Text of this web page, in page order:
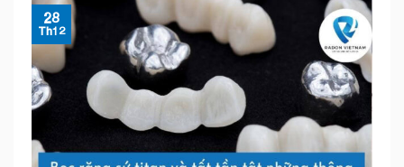
28
Th12